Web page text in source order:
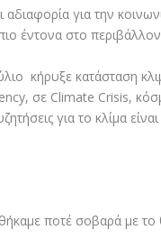
για την
έντονα στο
κήρυξε κατάσταση
σε Climate Crisis,
για το κλίμα
ποτέ σοβαρά με